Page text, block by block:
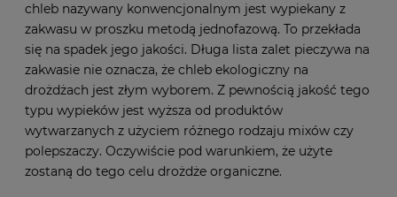
chleb nazywany konwencjonalnym jest wypiekany z
zakwasu w proszku metodą jednofazową. To przekłada
się na spadek jego jakości. Długa lista zalet pieczywa na
zakwasie nie oznacza, że chleb ekologiczny na
drożdżach jest złym wyborem. Z pewnością jakość tego
typu wypieków jest wyższa od produktów
wytwarzanych z użyciem różnego rodzaju mixów czy
polepszaczy. Oczywiście pod warunkiem, że użyte
zostaną do tego celu drożdże organiczne.